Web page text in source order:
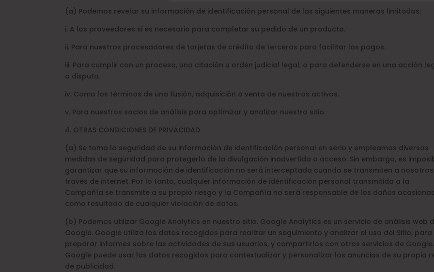
(a) Podemos revelar su información de identificación personal de las siguientes maneras limitadas:
i. A los proveedores si es necesario para completar su pedido de un producto.
ii. Para nuestros procesadores de tarjetas de crédito de terceros para facilitar los pagos.
iii. Para cumplir con un proceso, una citación u orden judicial legal, o para defenderse en una acción
o disputa.
iv. Como los términos de una fusión, adquisición o venta de nuestros activos.
v. Para nuestros socios de análisis para optimizar y analizar nuestro sitio.
4. OTRAS CONDICIONES DE PRIVACIDAD
(a) Se toma la seguridad de su información de identificación personal en serio y empleamos diversas
medidas de seguridad para protegerlo de la divulgación inadvertida o acceso. Sin embargo, es
garantizar que su información de identificación no será interceptada cuando se transmiten a
través de internet. Por lo tanto, cualquier información de identificación personal transmitida a la
Compañía se transmite a su propio riesgo y la Compañía no será responsable de los daños
como resultado de cualquier violación de datos.
(b) Podemos utilizar Google Analytics en nuestro sitio. Google Analytics es un servicio de análisis web
Google. Google utiliza los datos recogidos para realizar un seguimiento y analizar el uso del Sitio, para
preparar informes sobre las actividades de sus usuarios, y compartirlos con otros servicios de Google.
Google puede usar los datos recogidos para contextualizar y personalizar los anuncios de su propia
de publicidad.